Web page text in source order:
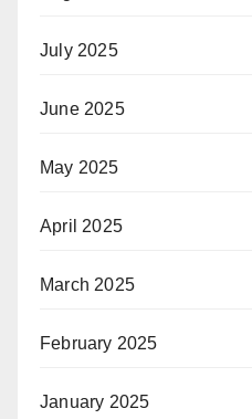
July 2025
June 2025
May 2025
April 2025
March 2025
February 2025
January 2025